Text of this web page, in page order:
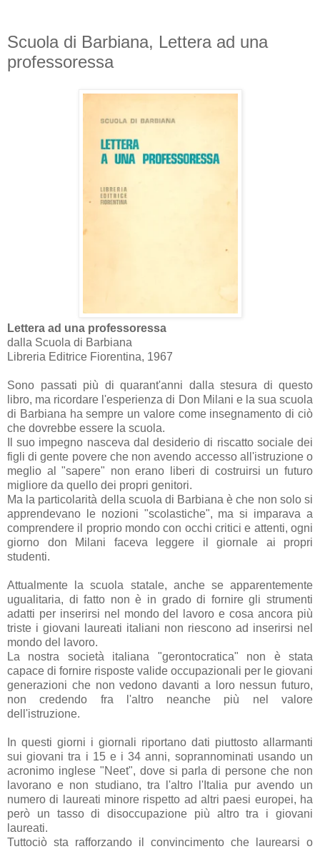
Scuola di Barbiana, Lettera ad una
professoressa
Lettera ad una professoressa
dalla Scuola di Barbiana
Libreria Editrice Fiorentina, 1967
Sono passati più di quarant'anni dalla stesura di questo
libro, ma ricordare l'esperienza di Don Milani e la sua scuola
di Barbiana ha sempre un valore come insegnamento di ciò
che dovrebbe essere la scuola.
Il suo impegno nasceva dal desiderio di riscatto sociale dei
figli di gente povere che non avendo accesso all'istruzione o
meglio al "sapere" non erano liberi di costruirsi un futuro
migliore da quello dei propri genitori.
Ma la particolarità della scuola di Barbiana è che non solo si
apprendevano le nozioni "scolastiche", ma si imparava a
comprendere il proprio mondo con occhi critici e attenti, ogni
giorno don Milani faceva leggere il giornale ai propri
studenti.
Attualmente la scuola statale, anche se apparentemente
ugualitaria, di fatto non è in grado di fornire gli strumenti
adatti per inserirsi nel mondo del lavoro e cosa ancora più
triste i giovani laureati italiani non riescono ad inserirsi nel
mondo del lavoro.
La nostra società italiana "gerontocratica" non è stata
capace di fornire risposte valide occupazionali per le giovani
generazioni che non vedono davanti a loro nessun futuro,
non credendo fra l'altro neanche più nel valore
dell'istruzione.
In questi giorni i giornali riportano dati piuttosto allarmanti
sui giovani tra i 15 e i 34 anni, soprannominati usando un
acronimo inglese "Neet", dove si parla di persone che non
lavorano e non studiano, tra l'altro l'Italia pur avendo un
numero di laureati minore rispetto ad altri paesi europei, ha
però un tasso di disoccupazione più altro tra i giovani
laureati.
Tuttociò sta rafforzando il convincimento che laurearsi o